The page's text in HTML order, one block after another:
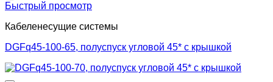
Быстрый просмотр
Кабеленесущие системы
DGFq45-100-65, полуспуск угловой 45* с крышкой